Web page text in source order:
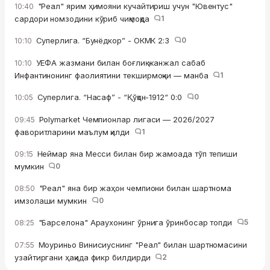
10:40 "Реал" ярим ҳимояни кучайтириш учун "Ювентус"
сардори номзодини кўриб чиқмоқда
1
10:10 Суперлига. “Бунёдкор” - ОКМК 2:3 0
10:10 УЕФА жазмани билан боғлиқ жанжал сабаб
Инфантинонинг фаолиятини текширмоқчи — манба
1
10:05 Суперлига. “Насаф” - “Қўқон-1912“ 0:0 0
09:45 Polymarket Чемпионлар лигаси — 2026/2027
фаворитларини маълум қилди
1
09:15 Неймар яна Месси билан бир жамоада тўп тепиши
мумкин
0
08:50 "Реал" яна бир жаҳон чемпиони билан шартнома
имзолаши мумкин
0
08:25 "Барселона" Араухонинг ўрнига ўринбосар топди 5
07:55 Моуриньо Винисиуснинг "Реал" билан шартномасини
узайтиргани ҳақида фикр билдирди
2